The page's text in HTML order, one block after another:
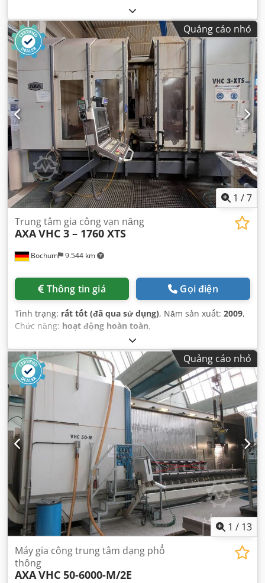
Quảng cáo nhỏ
1 /7
Bochum 9.544 km
Trung tâm gia công vạn năng
AXAVHC 3 – 1760 XTS
Thông tin giá Gọi điện
Tình trạng: rất tốt (đã qua sử dụng), Năm sản xuất: 2009,
Chức năng: hoạt động hoàn toàn,
Quảng cáo nhỏ
1 / 13
Máy gia công trung tâm dạng phổ
thông
AXAVHC 50-6000-M/2E